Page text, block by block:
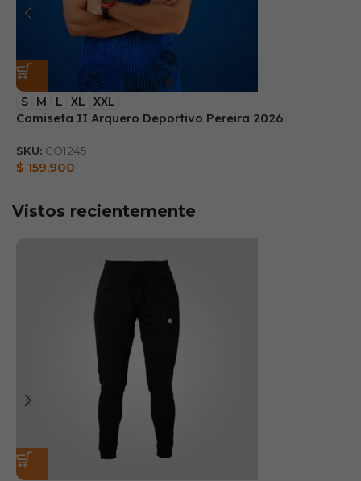
S M L XL XXL
Camiseta II Arquero Deportivo Pereira 2026
SKU: CO1245
$ 159.900
Vistos recientemente